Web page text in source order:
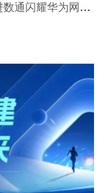
构建韧性DC，跃升智能运维 —— 先进数通闪耀华为网络金融创新峰会2026